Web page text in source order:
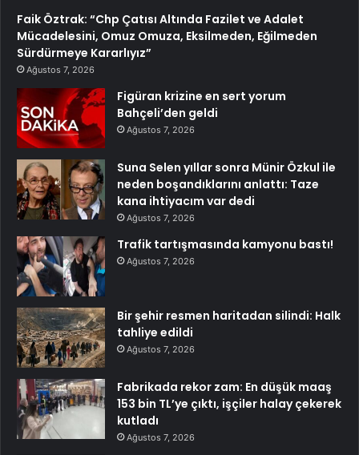
Faik Öztrak: “Chp Çatısı Altında Fazilet ve Adalet
Mücadelesini, Omuz Omuza, Eksilmeden, Eğilmeden
Sürdürmeye Kararlıyız”
Ağustos 7, 2026
Figüran krizine en sert yorum
Bahçeli’den geldi
Ağustos 7, 2026
Suna Selen yıllar sonra Münir Özkul ile
neden boşandıklarını anlattı: Taze
kana ihtiyacım var dedi
Ağustos 7, 2026
Trafik tartışmasında kamyonu bastı!
Ağustos 7, 2026
Bir şehir resmen haritadan silindi: Halk
tahliye edildi
Ağustos 7, 2026
Fabrikada rekor zam: En düşük maaş
153 bin TL’ye çıktı, işçiler halay çekerek
kutladı
Ağustos 7, 2026